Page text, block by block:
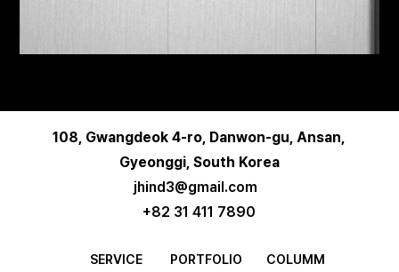
108, Gwangdeok 4-ro, Danwon-gu, Ansan,
Gyeonggi, South Korea
jhind3@gmail.com
+82 31 411 7890
SERVICE PORTFOLIO COLUMM